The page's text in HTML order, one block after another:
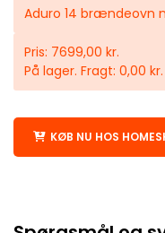
Aduro 14 brændeovn
Pris: 7699,00 kr.
På lager. Fragt: 0,00
KØB NU HOS